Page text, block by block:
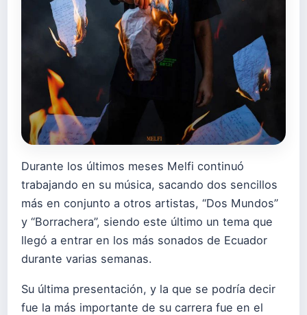
Durante los últimos meses Melfi continuó
trabajando en su música, sacando dos sencillos
más en conjunto a otros artistas, “Dos Mundos”
y “Borrachera”, siendo este último un tema que
llegó a entrar en los más sonados de Ecuador
durante varias semanas.
Su última presentación, y la que se podría decir
fue la más importante de su carrera fue en el